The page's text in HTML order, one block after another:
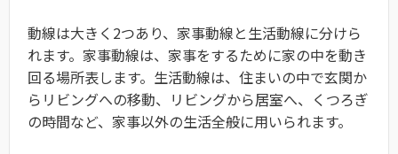
動線は大きく2つあり、家事動線と生活動線に分けら
れます。家事動線は、家事をするために家の中を動き
回る場所表します。生活動線は、住まいの中で玄関か
らリビングへの移動、リビングから居室へ、くつろぎ
の時間など、家事以外の生活全般に用いられます。